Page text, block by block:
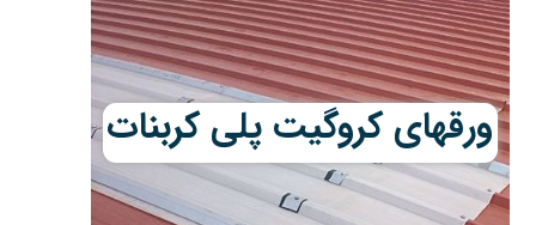
ورقهای کروگیت پلی کربنات